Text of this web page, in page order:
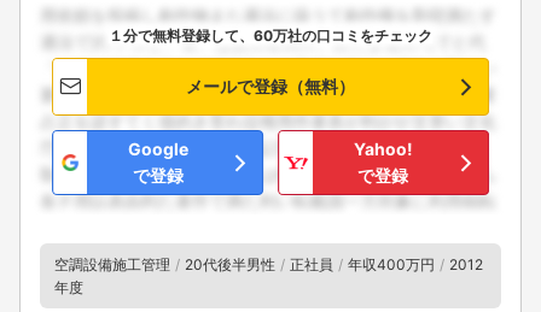
１分で無料登録して、60万社の口コミをチェック
メールで登録（無料）
Google
で登録
Yahoo!
で登録
空調設備施工管理 20代後半男性 正社員 年収400万円
2012
年度